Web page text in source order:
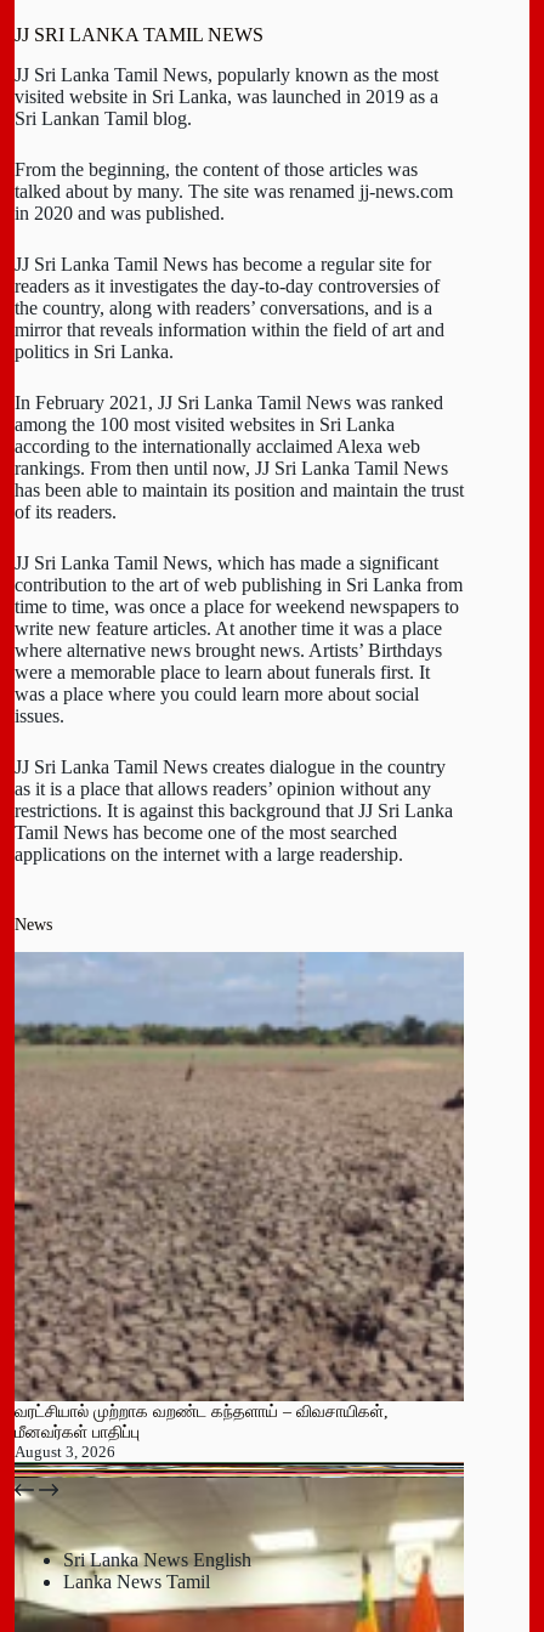
JJ SRI LANKA TAMIL NEWS
JJ Sri Lanka Tamil News, popularly known as the most
visited website in Sri Lanka, was launched in 2019 as a
Sri Lankan Tamil blog.
From the beginning, the content of those articles was
talked about by many. The site was renamed jj-news.com
in 2020 and was published.
JJ Sri Lanka Tamil News has become a regular site for
readers as it investigates the day-to-day controversies of
the country, along with readers’ conversations, and is a
mirror that reveals information within the field of art and
politics in Sri Lanka.
In February 2021, JJ Sri Lanka Tamil News was ranked
among the 100 most visited websites in Sri Lanka
according to the internationally acclaimed Alexa web
rankings. From then until now, JJ Sri Lanka Tamil News
has been able to maintain its position and maintain the trust
of its readers.
JJ Sri Lanka Tamil News, which has made a significant
contribution to the art of web publishing in Sri Lanka from
time to time, was once a place for weekend newspapers to
write new feature articles. At another time it was a place
where alternative news brought news. Artists’ Birthdays
were a memorable place to learn about funerals first. It
was a place where you could learn more about social
issues.
JJ Sri Lanka Tamil News creates dialogue in the country
as it is a place that allows readers’ opinion without any
restrictions. It is against this background that JJ Sri Lanka
Tamil News has become one of the most searched
applications on the internet with a large readership.
News
வரட்சியால் முற்றாக வறண்ட கந்தளாய் – விவசாயிகள்,
மீனவர்கள் பாதிப்பு
August 3, 2026
பதுளை மாநகர சபையின் NPP உறுப்பினர் திடீர் ராஜினாமா!
July 14, 2026
Sri Lanka News English
Lanka News Tamil